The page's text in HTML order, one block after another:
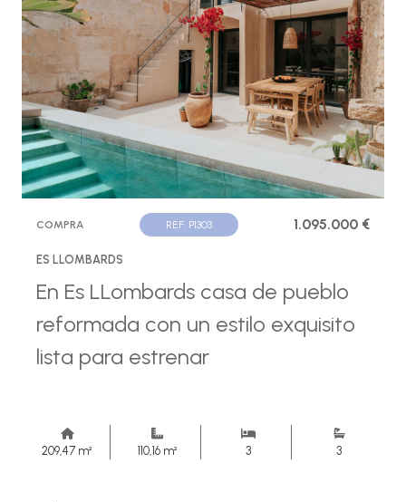
COMPRA REF. P1303 1.095.000 €
ES LLOMBARDS
En Es LLombards casa de pueblo
reformada con un estilo exquisito
lista para estrenar
209,47 m² 110,16 m² 3 3